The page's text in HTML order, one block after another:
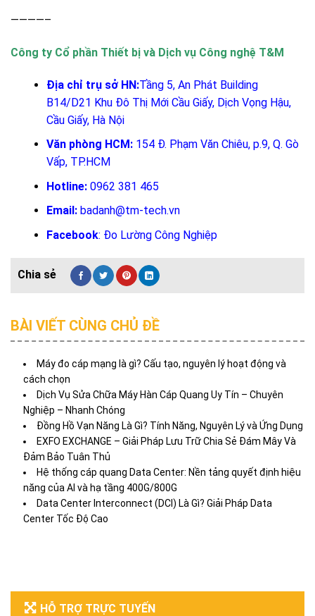
HỖ TRỢ TRỰC TUYẾN
————–
Công ty Cổ phần Thiết bị và Dịch vụ Công nghệ T&M
Địa chỉ trụ sở HN:Tầng 5, An Phát Building
B14/D21 Khu Đô Thị Mới Cầu Giấy, Dịch Vọng Hậu,
Cầu Giấy, Hà Nội
Văn phòng HCM:154 Đ. Phạm Văn Chiêu, p.9, Q. Gò
Vấp, TP.HCM
Hotline: 0962 381 465
Email: badanh@tm-tech.vn
Facebook: Đo Lường Công Nghiệp
BÀI VIẾT CÙNG CHỦ ĐỀ
Máy đo cáp mạng là gì? Cấu tạo, nguyên lý hoạt động và
cách chọn
Dịch Vụ Sửa Chữa Máy Hàn Cáp Quang Uy Tín – Chuyên
Nghiệp – Nhanh Chóng
Đồng Hồ Vạn Năng Là Gì? Tính Năng, Nguyên Lý và Ứng Dụng
EXFO EXCHANGE – Giải Pháp Lưu Trữ Chia Sẻ Đám Mây Và
Đảm Bảo Tuân Thủ
Hệ thống cáp quang Data Center: Nền tảng quyết định hiệu
năng của AI và hạ tầng 400G/800G
Data Center Interconnect (DCI) Là Gì? Giải Pháp Data
Center Tốc Độ Cao